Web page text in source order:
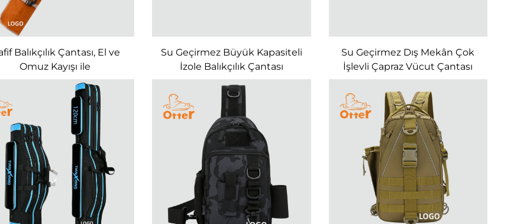
Balıkçılık Çantası, El ve
Omuz Kayışı ile
Su Geçirmez Büyük Kapasiteli
İzole Balıkçılık Çantası
Su Geçirmez Dış Mekân Çok
İşlevli Çapraz Vücut Çantası